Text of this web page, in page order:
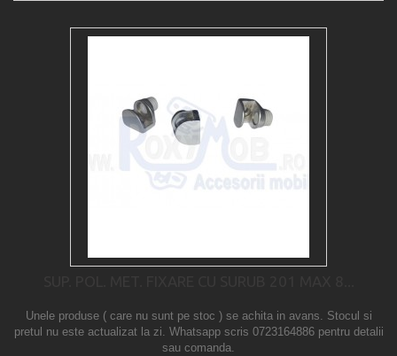
Unele produse ( care nu sunt pe stoc ) se achita in avans. Stocul si
pretul nu este actualizat la zi. Whatsapp scris 0723164886 pentru detalii
sau comanda.